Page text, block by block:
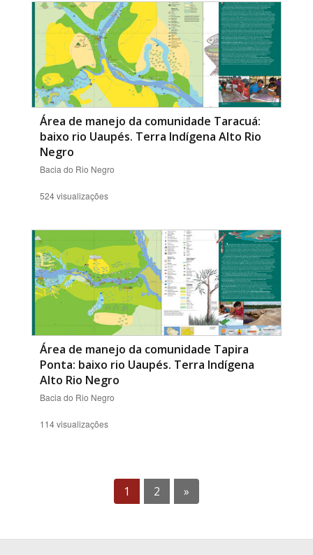
Área de manejo da comunidade Taracuá:
baixo rio Uaupés. Terra Indígena Alto Rio
Negro
Bacia do Rio Negro
524 visualizações
Área de manejo da comunidade Tapira
Ponta: baixo rio Uaupés. Terra Indígena
Alto Rio Negro
Bacia do Rio Negro
114 visualizações
1 2 »